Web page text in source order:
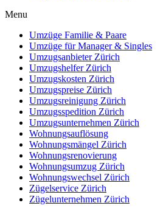
Menu
Umzüge Familie & Paare
Umzüge für Manager & Singles
Umzugsanbieter Zürich
Umzugshelfer Zürich
Umzugskosten Zürich
Umzugspreise Zürich
Umzugsreinigung Zürich
Umzugsspedition Zürich
Umzugsunternehmen Zürich
Wohnungsauflösung
Wohnungsmängel Zürich
Wohnungsrenovierung
Wohnungsumzug Zürich
Wohnungswechsel Zürich
Zügelservice Zürich
Zügelunternehmen Zürich